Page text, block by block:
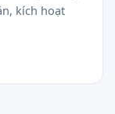
kích hoạt